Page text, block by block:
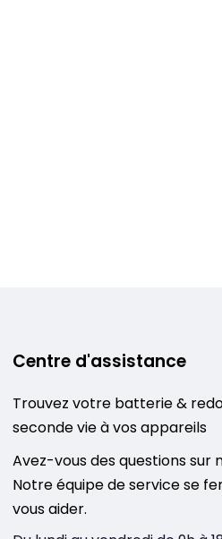
Centre d'assistance
Trouvez votre batterie &
seconde vie à vos appareils
Avez-vous des questions sur
Notre équipe de service se
vous aider.